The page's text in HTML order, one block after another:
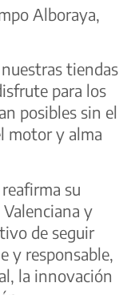
Alboraya,
tiendas
para los
posibles sin el
motor y alma
su
y
de seguir
y responsable,
la innovación